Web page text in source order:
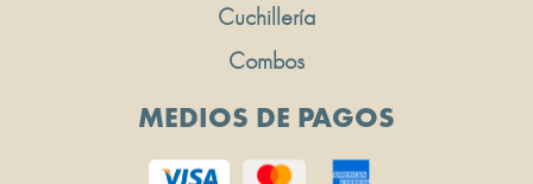
Cuchillería
Combos
MEDIOS DE PAGOS